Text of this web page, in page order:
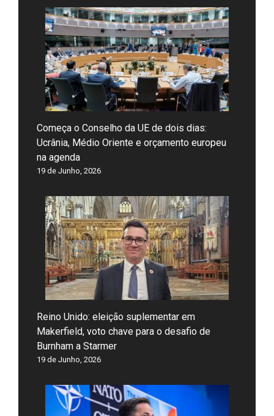
Começa o Conselho da UE de dois dias:
Ucrânia, Médio Oriente e orçamento europeu
na agenda
19 de Junho, 2026
Reino Unido: eleição suplementar em
Makerfield, voto chave para o desafio de
Burnham a Starmer
19 de Junho, 2026